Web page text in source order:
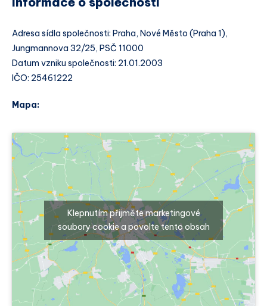
Adresa sídla společnosti: Praha, Nové Město (Praha 1),
Jungmannova 32/25, PSČ 11000
Datum vzniku společnosti: 21.01.2003
IČO: 25461222
Mapa:
Klepnutím přijměte marketingové
soubory cookie a povolte tento obsah